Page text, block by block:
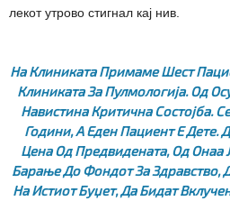
лекот утрово стигнал кај нив.
На Клиниката Примаме Шест
Клиниката За Пулмологија. Од
Навистина Критична Состојба.
Години, А Еден Пациент Е
Цена Од Предвидената, Од Онаа
Барање До Фондот За Здравство,
На Истиот Буџет, Да Бидат